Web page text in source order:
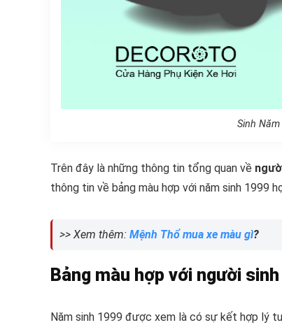
Sinh
Trên đây là những thông tin tổng quan về
thông tin về bảng màu hợp với năm sinh 1999
>> Xem thêm: Mệnh Thổ mua xe màu gì?
Bảng màu hợp với người
Năm sinh 1999 được xem là có sự kết hợp lý